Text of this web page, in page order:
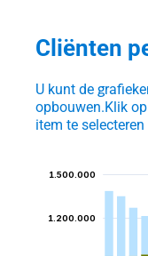
Cliënten
U kunt de
opbouwen.Klik
item te
1.200.000
1.500.000